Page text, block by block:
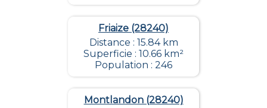
Friaize (28240)
Distance : 15.84 km
Superficie : 10.66 km²
Population : 246
Montlandon (28240)